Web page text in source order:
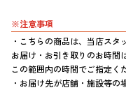
※注意事項
・こちらの商品は、当店スタ
お届け・お引き取りのお時間
この範囲内の時間でご指定く
・お届け先が店舗・施設等